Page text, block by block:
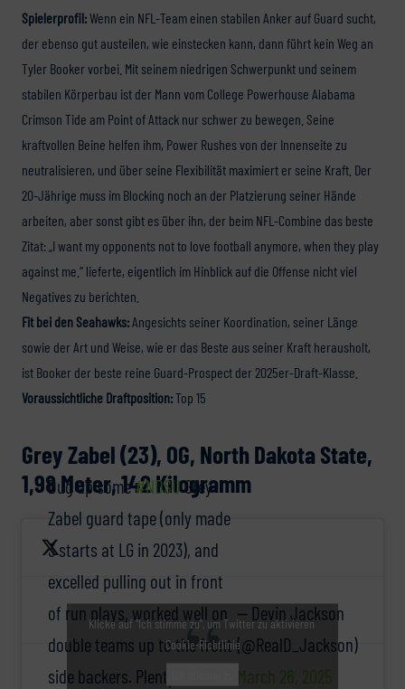
Spielerprofil:Wenn ein NFL-Team einen stabilen Anker auf Guard sucht,
der ebenso gut austeilen, wie einstecken kann, dann führt kein Weg an
Tyler Booker vorbei. Mit seinem niedrigen Schwerpunkt und seinem
stabilen Körperbau ist der Mann vom College Powerhouse Alabama
Crimson Tide am Point of Attack nur schwer zu bewegen. Seine
kraftvollen Beine helfen ihm, Power Rushes von der Innenseite zu
neutralisieren, und über seine Flexibilität maximiert er seine Kraft. Der
20-Jährige muss im Blocking noch an der Platzierung seiner Hände
arbeiten, aber sonst gibt es über ihn, der beim NFL-Combine das beste
Zitat: „I want my opponents not to love football anymore, when they play
against me.“ lieferte, eigentlich im Hinblick auf die Offense nicht viel
Negatives zu berichten.
Fit bei den Seahawks:Angesichts seiner Koordination, seiner Länge
sowie der Art und Weise, wie er das Beste aus seiner Kraft herausholt,
ist Booker der beste reine Guard-Prospect der 2025er-Draft-Klasse.
Voraussichtliche Draftposition:Top 15
Grey Zabel (23), OG, North Dakota State,
1,98 Meter, 142 Kilogramm
Dug up some#NDSUGrey
Zabel guard tape (only made
3 starts at LG in 2023), and
excelled pulling out in front
of run plays, worked well on
double teams up to the front
side backers. Plenty of
— Devin Jackson
(@RealD_Jackson)
March 26, 2025
Klicke auf "Ich stimme zu", um Twitter zu aktivieren
Cookie-Richtlinie